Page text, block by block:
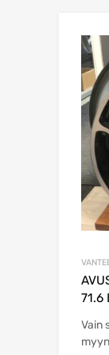
71.6
Vain